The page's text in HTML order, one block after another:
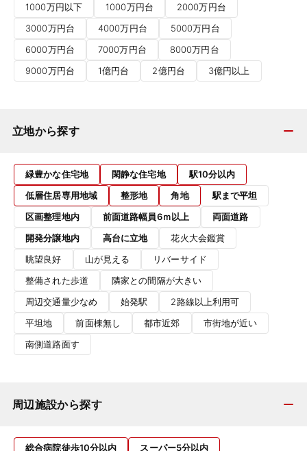
1000万円以下 1000万円台
2000万円台
3000万円台
4000万円台
5000万円台
6000万円台
7000万円台
8000万円台
9000万円台
1億円台 2億円台 3億円以上
立地から探す
緑豊かな住宅地 閑静な住宅地
駅10分以内
低層住居専用地域
整形地 角地
駅まで平坦
区画整理地内
前面道路幅員6ｍ以上
両面道路
開発分譲地内
高台に立地
花火大会鑑賞
眺望良好
山が見える
リバーサイド
整備された歩道
隣家との間隔が大きい
周辺交通量少なめ
始発駅
2路線以上利用可
平坦地
前面棟無し 都市近郊
市街地が近い
南側道路面す
周辺施設から探す
総合病院徒歩10分以内
スーパー5分以内